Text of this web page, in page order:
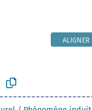
ALIGNER